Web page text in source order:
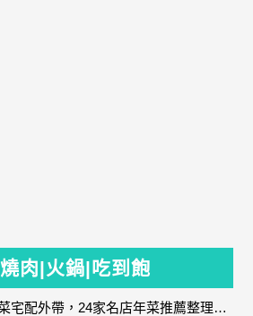
肉|火鍋|吃到飽
2024年菜預購、年菜宅配外帶，24家名店年菜推薦整理，圍爐輕鬆上菜團圓趣